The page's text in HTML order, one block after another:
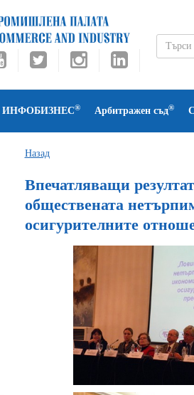
ИНФОБИЗНЕС® Арбитражен съд®
Назад
Впечатляващи
обществената
осигурителните